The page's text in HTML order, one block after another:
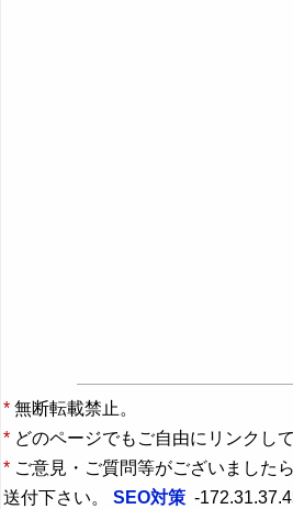
* 無断転載禁止。
* どのページでもご自由にリンクして
* ご意見・ご質問等がございましたら
送付下さい。 SEO対策 -